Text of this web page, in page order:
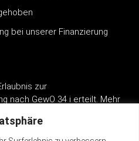
bei unserer Finanzierung
zur
nach GewO 34 i erteilt. Mehr